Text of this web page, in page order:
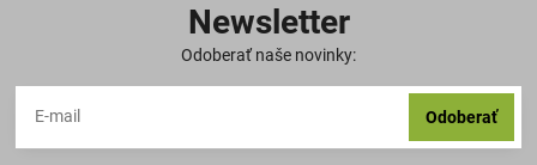
Newsletter
Odoberať naše novinky:
Odoberať